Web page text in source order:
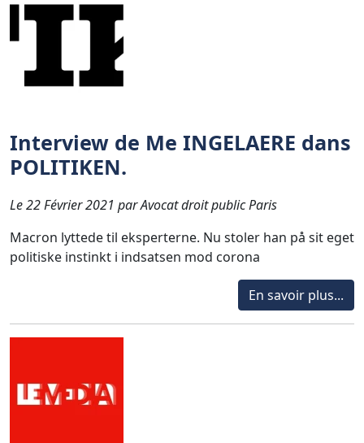
Interview de Me INGELAERE dans
POLITIKEN.
Le 22 Février 2021 par Avocat droit public Paris
Macron lyttede til eksperterne. Nu stoler han på sit eget
politiske instinkt i indsatsen mod corona
En savoir plus...